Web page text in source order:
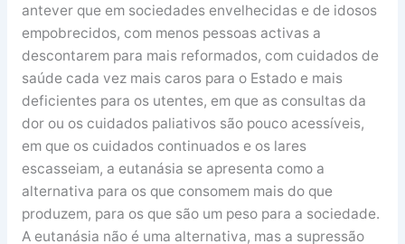
antever que em sociedades envelhecidas e de idosos
empobrecidos, com menos pessoas activas a
descontarem para mais reformados, com cuidados de
saúde cada vez mais caros para o Estado e mais
deficientes para os utentes, em que as consultas da
dor ou os cuidados paliativos são pouco acessíveis,
em que os cuidados continuados e os lares
escasseiam, a eutanásia se apresenta como a
alternativa para os que consomem mais do que
produzem, para os que são um peso para a sociedade.
A eutanásia não é uma alternativa, mas a supressão